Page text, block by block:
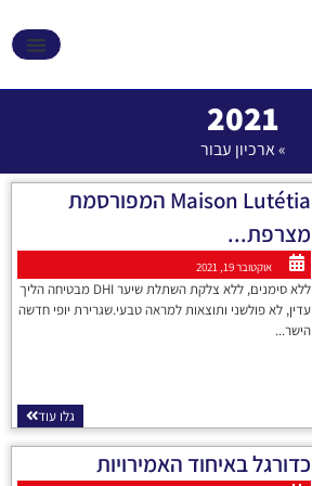
2021
»ארכיון עבור
Maison Lutétia המפורסמת
מצרפת...
אוקטובר 19, 2021
ללא סימנים, ללא צלקת השתלת שיער DHI מבטיחה הליך
עדין, לא פולשני ותוצאות למראה טבעי.שגרירת יופי חדשה
הישר...
גלו עוד
כדורגל באיחוד האמירויות